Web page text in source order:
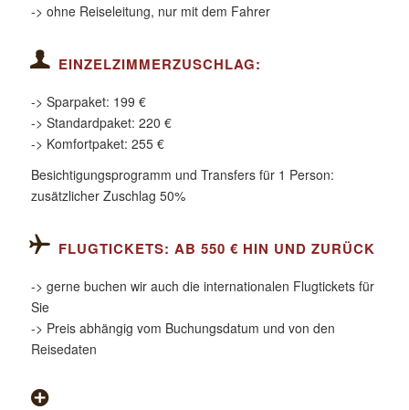
-> ohne Reiseleitung, nur mit dem Fahrer
EINZELZIMMERZUSCHLAG:
-> Sparpaket: 199 €
-> Standardpaket: 220 €
-> Komfortpaket: 255 €
Besichtigungsprogramm und Transfers für 1 Person:
zusätzlicher Zuschlag 50%
FLUGTICKETS: AB 550 € HIN UND ZURÜCK
-> gerne buchen wir auch die internationalen Flugtickets für
Sie
-> Preis abhängig vom Buchungsdatum und von den
Reisedaten